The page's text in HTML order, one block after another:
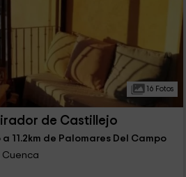
16 Fotos
de Castillejo
11.2km de Palomares Del Campo
Cuenca